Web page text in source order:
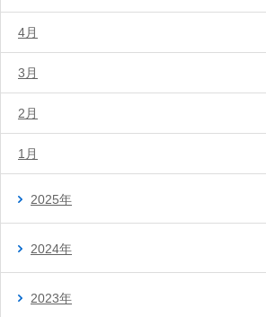
4月
3月
2月
1月
2025年
2024年
2023年